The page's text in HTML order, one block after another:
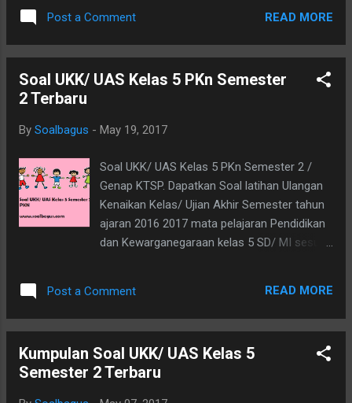
Jalak Harupat” adalah …. A. Pattimura C.
Iskandar Dinata 3. Dua toko...
UAS Kelas 5 KTSP dan Kurikulum 2013
Kumpulan Soal UKK Kelas 1 2 3 4 5 Terbaru
Indo Kls 5 smst 2 , yaitu: Itulah soal ukk
mengklik tombol download yang ada diakhir
Post a Comment READ MORE
Soal UKK/ UAS Kelas 5 PKn Semester
2 Terbaru
By Soalbagus - May 19, 2017
Soal UKK/ UAS Kelas 5 PKn Semester 2 /
Genap KTSP. Dapatkan Soal latihan Ulangan
Kenaikan Kelas/ Ujian Akhir Semester tahun
ajaran 2016 2017 mata pelajaran Pendidikan
dan Kewarganegaraan kelas 5 SD/ MI sesuai
print. Update : Kumpulan Soal UKK / UAS
Kelas 5 KTSP dan Kurikulum 2013 Kumpulan
Berikut adalah soal uas pkn kls 5 smt 2 yang
bisa dipelajari, yaitu : I. Pilihlan a, b, atau c
Post a Comment READ MORE
Kumpulan Soal UKK/ UAS Kelas 5
Semester 2 Terbaru